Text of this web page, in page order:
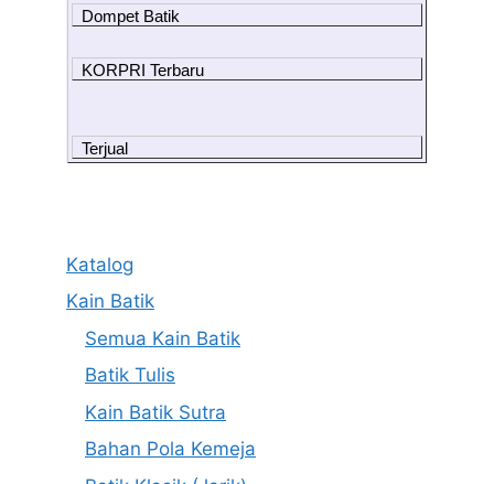
Dompet Batik
KORPRI Terbaru
Terjual
Katalog
Kain Batik
Semua Kain Batik
Batik Tulis
Kain Batik Sutra
Bahan Pola Kemeja